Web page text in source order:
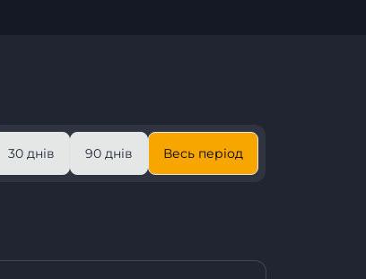
30 днів 90 днів Весь період